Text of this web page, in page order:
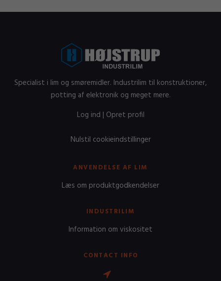
Specialist i lim og smøremidler. Industrilim til konstruktioner,
potting af elektronik og meget mere.
Log ind | Opret profil
Nulstil cookieindstillinger
ANVENDELSE AF LIM
Læs om produktgodkendelser
INDUSTRILIM
Information om viskositet
CONTACT INFO